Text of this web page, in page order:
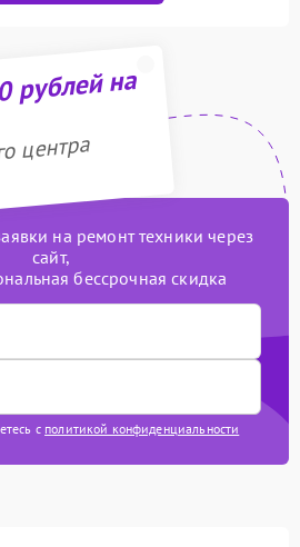
рублей на
центра
на ремонт техники через
сайт,
бессрочная скидка
с политикой конфиденциальности